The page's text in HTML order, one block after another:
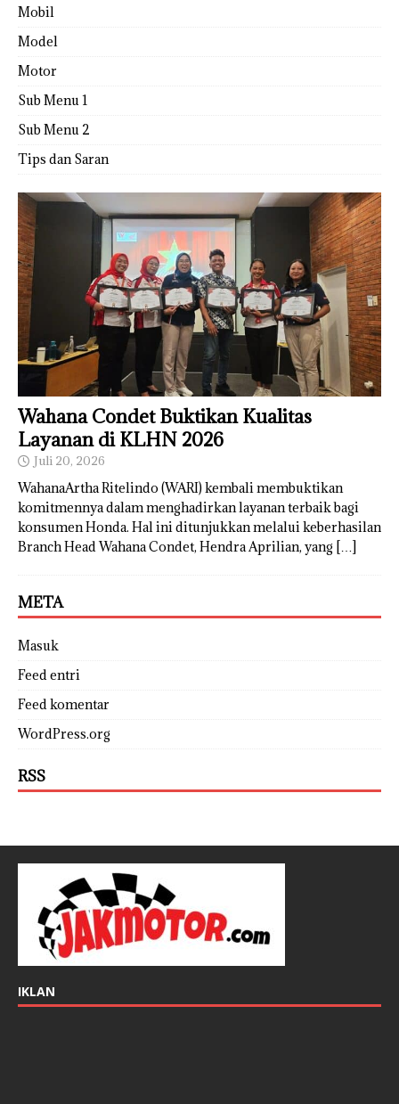
Mobil
Model
Motor
Sub Menu 1
Sub Menu 2
Tips dan Saran
Wahana Condet Buktikan Kualitas
Layanan di KLHN 2026
Juli 20, 2026
WahanaArtha Ritelindo (WARI) kembali membuktikan
komitmennya dalam menghadirkan layanan terbaik bagi
konsumen Honda. Hal ini ditunjukkan melalui keberhasilan
Branch Head Wahana Condet, Hendra Aprilian, yang […]
META
Masuk
Feed entri
Feed komentar
WordPress.org
RSS
IKLAN